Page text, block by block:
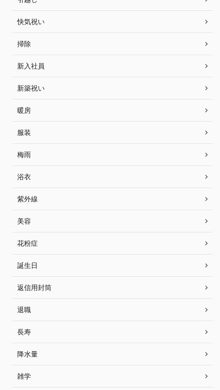
快気祝い
掃除
新入社員
新築祝い
暖房
服装
梅雨
浴衣
紫外線
美容
花粉症
誕生日
返信用封筒
退職
長寿
降水量
雑学